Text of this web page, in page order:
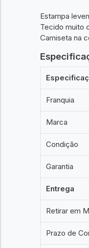
Estampa
Tecido muito
Camiseta na
Franquia
Marca
Condição
Garantia
Entrega
Retirar em
Prazo de